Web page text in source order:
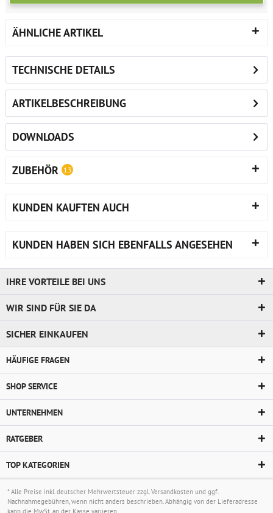
ÄHNLICHE ARTIKEL
TECHNISCHE DETAILS
ARTIKELBESCHREIBUNG
DOWNLOADS
ZUBEHÖR 13
KUNDEN KAUFTEN AUCH
KUNDEN HABEN SICH EBENFALLS ANGESEHEN
IHRE VORTEILE BEI UNS
WIR SIND FÜR SIE DA
SICHER EINKAUFEN
HÄUFIGE FRAGEN
SHOP SERVICE
UNTERNEHMEN
RATGEBER
TOP KATEGORIEN
* Alle Preise inkl. deutscher Mehrwertsteuer zzgl.Versandkosten und ggf.
Nachnahmegebühren, wenn nicht anders beschrieben. Abhängig von der Lieferadresse
kann die MwSt. an der Kasse variieren.